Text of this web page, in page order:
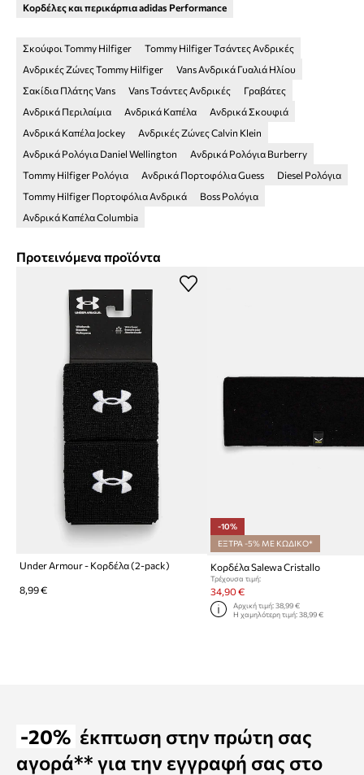
Κορδέλες και περικάρπια adidas Performance
Σκούφοι Tommy Hilfiger
Tommy Hilfiger Τσάντες Ανδρικές
Ανδρικές Ζώνες Tommy Hilfiger
Vans Ανδρικά Γυαλιά Ηλίου
Σακίδια Πλάτης Vans
Vans Τσάντες Ανδρικές
Γραβάτες
Ανδρικά Περιλαίμια
Ανδρικά Καπέλα
Ανδρικά Σκουφιά
Ανδρικά Καπέλα Jockey
Ανδρικές Ζώνες Calvin Klein
Ανδρικά Ρολόγια Daniel Wellington
Ανδρικά Ρολόγια Burberry
Tommy Hilfiger Ρολόγια
Ανδρικά Πορτοφόλια Guess
Diesel Ρολόγια
Tommy Hilfiger Πορτοφόλια Ανδρικά
Boss Ρολόγια
Ανδρικά Καπέλα Columbia
Προτεινόμενα προϊόντα
Under Armour - Κορδέλα (2-pack)
8,99 €
-10%
ΕΞΤΡΑ -5% ΜΕ ΚΩΔΙΚΟ*
Κορδέλα Salewa Cristallo
Τρέχουσα τιμή:
34,90 €
Αρχική τιμή: 38,99 €
Η χαμηλότερη τιμή: 38,99 €
-20% έκπτωση στην πρώτη σας
αγορά** για την εγγραφή σας στο